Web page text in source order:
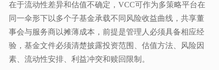
在于流动性差异和估值不确定，VCC可作为多策略平台在
同一伞形下以多个子基金承载不同风险收益曲线，共享董
事会与服务商以摊薄成本，前提是管理人必须具备相应经
验，基金文件必须清楚披露投资范围、估值方法、风险因
素、流动性安排、利益冲突和赎回限制。